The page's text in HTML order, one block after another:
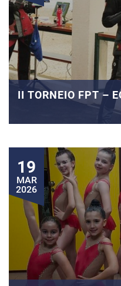
II TORNEIO FPT –
19
MAR
2026